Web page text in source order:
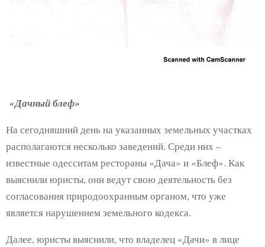
«Дачный блеф»
На сегодняшний день на указанных земельных участках
располагаются несколько заведений. Среди них –
известные одесситам рестораны «Дача» и «Блеф». Как
выяснили юристы, они ведут свою деятельность без
согласования природоохранным органом, что уже
является нарушением земельного кодекса.
Далее, юристы выяснили, что владелец «Дачи» в лице